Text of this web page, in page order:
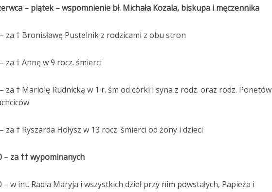
– piątek – wspomnienie bł. Michała Kozala, biskupa i męczennika
za † Bronisławę Pustelnik z rodzicami z obu stron
za † Annę w 9 rocz. śmierci
za † Mariolę Rudnicką w 1 r. śm od córki i syna z rodz. oraz rodz. Ponetów
za † Ryszarda Hołysz w 13 rocz. śmierci od żony i dzieci
– za †† wypominanych
– w int. Radia Maryja i wszystkich dzieł przy nim powstałych, Papieża i